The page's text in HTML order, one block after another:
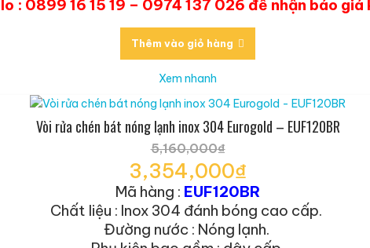
: 0899 16 15 19 – 0974 137 026 để nhận báo
Thêm vào giỏ hàng
Xem nhanh
Vòi rửa chén bát nóng lạnh inox 304 Eurogold – EUF120BR
5,160,000₫
Giá
gốc
là:
5,160,000₫.
3,354,000₫
Giá
hiện
tại
là:
Mã hàng : EUF120BR
Chất liệu : Inox 304 đánh bóng cao cấp.
Đường nước : Nóng lạnh.